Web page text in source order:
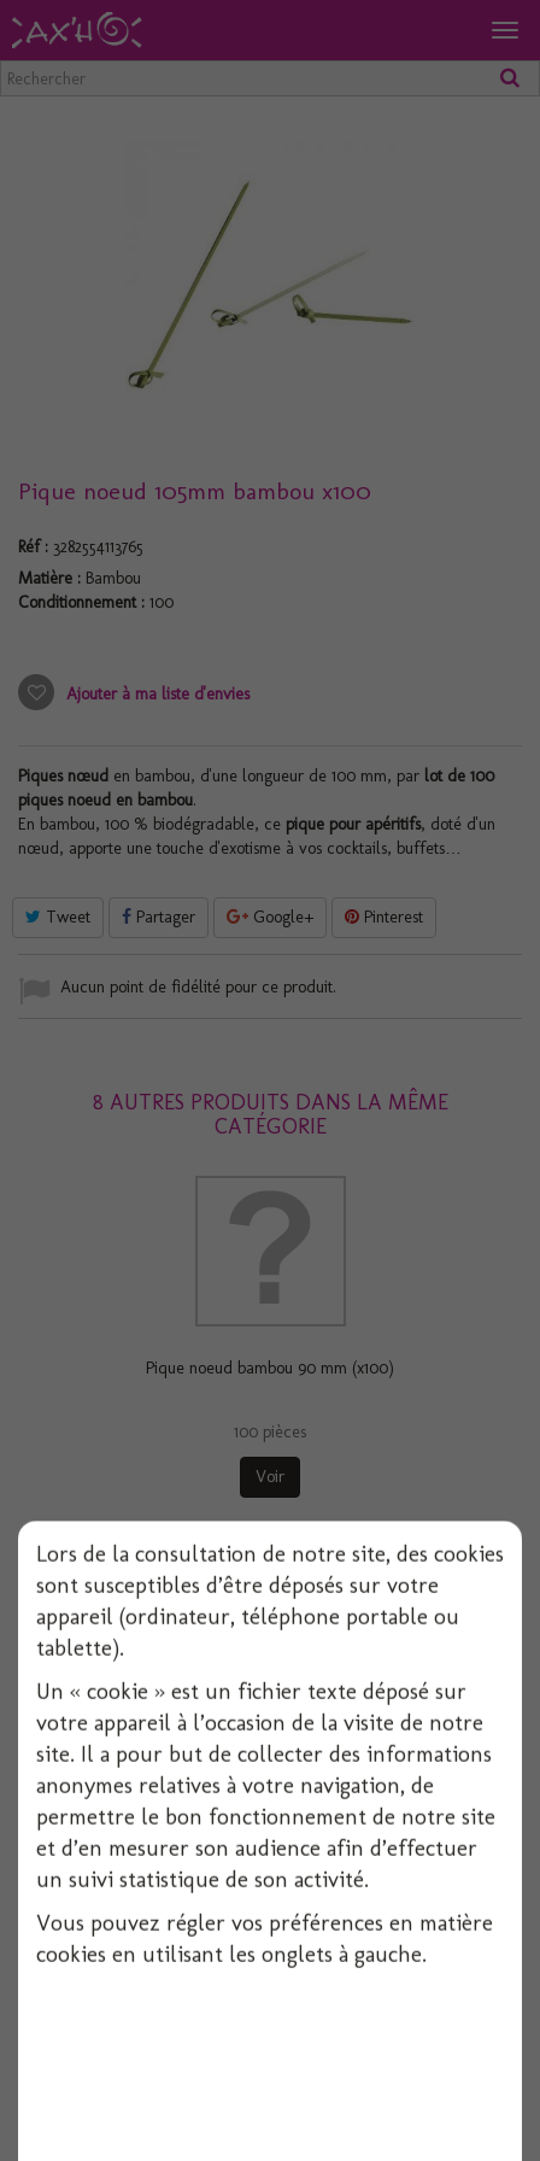
Pique noeud 105mm bambou x100
Réf : 3282554113765
Matière : Bambou
Conditionnement : 100
Ajouter à ma liste d'envies
Piques nœud en bambou, d'une longueur de 100 mm, par lot de 100
piques noeud en bambou.
En bambou, 100 % biodégradable, ce pique pour apéritifs, doté d'un
nœud, apporte une touche d'exotisme à vos cocktails, buffets…
Tweet Partager Google+ Pinterest
Aucun point de fidélité pour ce produit.
8 AUTRES PRODUITS DANS LA MÊME
CATÉGORIE
Pique noeud bambou 90 mm (x100)
100 pièces
Voir
Piques bambou fleuris x12 12 cm
12 pièces
Voir
Lors de la consultation de notre site, des cookies
sont susceptibles d’être déposés sur votre
appareil (ordinateur, téléphone portable ou
tablette).
Un « cookie » est un fichier texte déposé sur
votre appareil à l’occasion de la visite de notre
site. Il a pour but de collecter des informations
anonymes relatives à votre navigation, de
permettre le bon fonctionnement de notre site
et d’en mesurer son audience afin d’effectuer
un suivi statistique de son activité.
Vous pouvez régler vos préférences en matière
cookies en utilisant les onglets à gauche.